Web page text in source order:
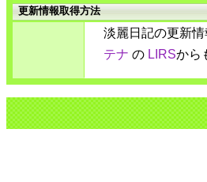
更新情報取得方法
淡麗日記の更新
テナ の LIRSから